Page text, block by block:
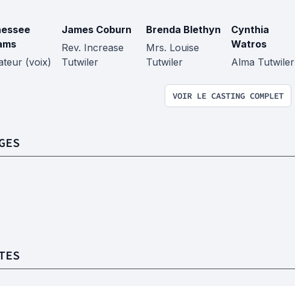
(voix)
James Coburn
Rev. Increase
Tutwiler
Brenda Blethyn
Mrs. Louise
Tutwiler
Cynthia
Watros
Alma Tutwiler
VOIR LE CASTING COMPLET